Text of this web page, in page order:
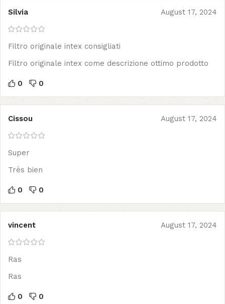
Silvia August 17, 2024
Filtro originale intex consigliati
Filtro originale intex come descrizione ottimo prodotto
0 0
Cissou August 17, 2024
Super
Très bien
0 0
vincent August 17, 2024
Ras
Ras
0 0